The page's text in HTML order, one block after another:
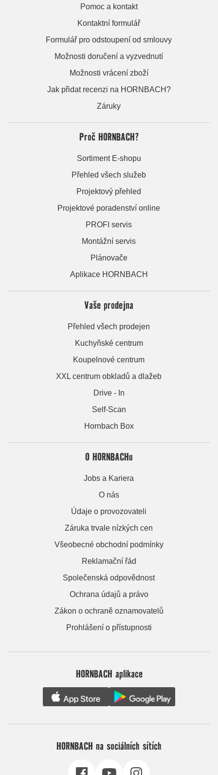
Pomoc a kontakt
Kontaktní formulář
Formulář pro odstoupení od smlouvy
Možnosti doručení a vyzvednutí
Možnosti vrácení zboží
Jak přidat recenzi na HORNBACH?
Záruky
Proč HORNBACH?
Sortiment E-shopu
Přehled všech služeb
Projektový přehled
Projektové poradenství online
PROFI servis
Montážní servis
Plánovače
Aplikace HORNBACH
Vaše prodejna
Přehled všech prodejen
Kuchyňské centrum
Koupelnové centrum
XXL centrum obkladů a dlažeb
Drive - In
Self-Scan
Hornbach Box
O HORNBACHu
Jobs a Kariera
O nás
Údaje o provozovateli
Záruka trvale nízkých cen
Všeobecné obchodní podmínky
Reklamační řád
Společenská odpovědnost
Ochrana údajů a právo
Zákon o ochraně oznamovatelů
Prohlášení o přístupnosti
HORNBACH aplikace
HORNBACH na sociálních sítích